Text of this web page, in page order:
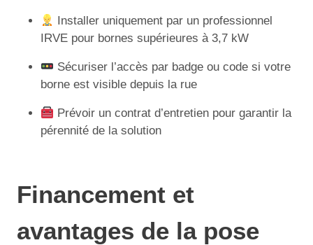
Installer uniquement par un professionnel
IRVE pour bornes supérieures à 3,7 kW
Sécuriser l’accès par badge ou code si votre
borne est visible depuis la rue
Prévoir un contrat d’entretien pour garantir la
pérennité de la solution
Financement et
avantages de la pose